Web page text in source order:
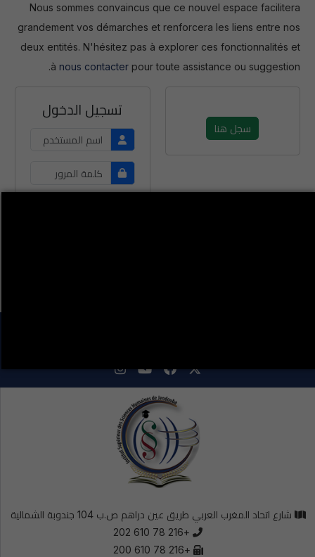
Nous sommes convaincus que ce nouvel espace facilitera
grandement vos démarches et renforcera les liens entre nos
deux entités. N'hésitez pas à explorer ces fonctionnalités et
à nous contacter pour toute assistance ou suggestion.
سجل هنا
تسجيل الدخول
شارع اتحاد المغرب العربي طريق عين دراهم ص.ب 104 جندوبة الشمالية
+216 78 610 202
+216 78 610 200